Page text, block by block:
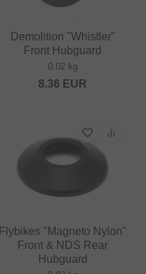
Demolition "Whistler"
Front Hubguard
0.02 kg
8.36 EUR
Flybikes "Magneto Nylon"
Front & NDS Rear
Hubguard